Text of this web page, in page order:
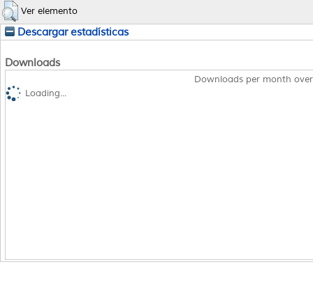
Ver elemento
Descargar estadísticas
Downloads
Downloads per month
Loading...